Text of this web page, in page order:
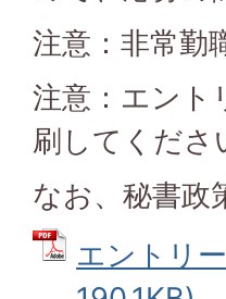
注意：非常勤
注意：エント
刷してくださ
なお、秘書政
エントリ